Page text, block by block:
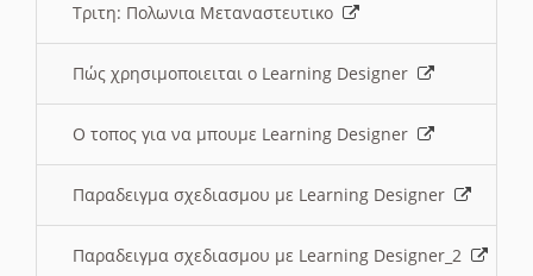
Τριτη: Πολωνια Μεταναστευτικο
Πώς χρησιμοποιειται ο Learning Designer
O τοπος για να μπουμε Learning Designer
Παραδειγμα σχεδιασμου με Learning Designer
Παραδειγμα σχεδιασμου με Learning Designer_2